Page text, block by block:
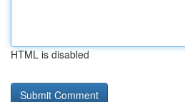
HTML is disabled